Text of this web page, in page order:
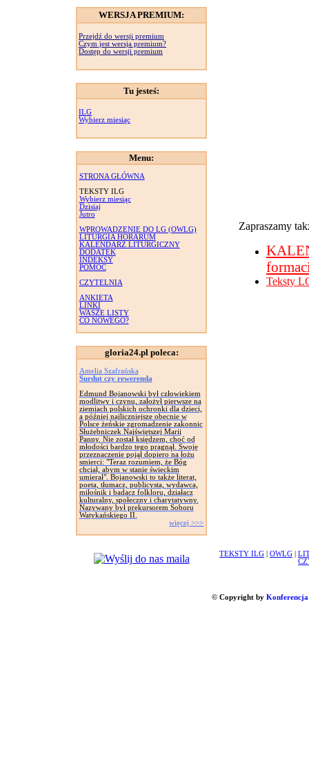
WERSJA PREMIUM:
Przejdź do wersji premium
Czym jest wersja premium?
Dostęp do wersji premium
Tu jesteś:
ILG
Wybierz miesiąc
Menu:
STRONA GŁÓWNA
TEKSTY ILG
Wybierz miesiąc
Dzisiaj
Jutro
WPROWADZENIE DO LG (OWLG)
LITURGIA HORARUM
KALENDARZ LITURGICZNY
DODATEK
INDEKSY
POMOC
CZYTELNIA
ANKIETA
LINKI
WASZE LISTY
CO NOWEGO?
gloria24.pl poleca:
Amelia Szafrańska
Surdut czy rewerenda
Edmund Bojanowski był człowiekiem
modlitwy i czynu, założył pierwsze na
ziemiach polskich ochronki dla dzieci,
a później najliczniejsze obecnie w
Polsce żeńskie zgromadzenie zakonnic
Służebniczek Najświętszej Marii
Panny. Nie został księdzem, choć od
młodości bardzo tego pragnął. Swoje
przeznaczenie pojął dopiero na łożu
smierci: "Teraz rozumiem, że Bóg
chciał, abym w stanie świeckim
umierał". Bojanowski to także literat,
poeta, tłumacz, publicysta, wydawca,
miłośnik i badacz folkloru, działacz
kulturalny, społeczny i charytatywny.
Nazywany był prekursorem Soboru
Watykańskiego II.
więcej >>>
Zapraszamy
Teksty
TEKSTY ILG OWLG
© Copyright by Konferencja